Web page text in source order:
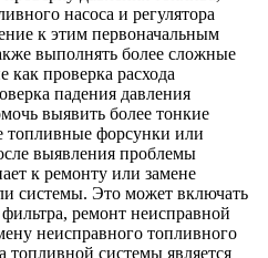
насоса и регулятора
к этим первоначальным
выполнять более сложные
как проверка расхода
падения давления
выявить более тонкие
топливные форсунки или
выявления проблемы
к ремонту или замене
системы. Это может включать
ремонт неисправной
неисправного топливного
топливной системы является